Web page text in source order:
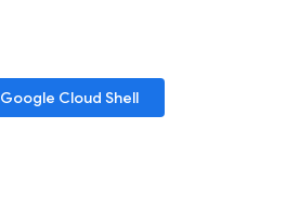
Google Cloud Shell